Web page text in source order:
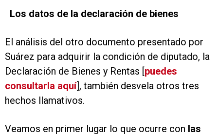
Los datos de la declaración de bienes
El análisis del otro documento presentado por
Suárez para adquirir la condición de diputado, la
Declaración de Bienes y Rentas [puedes
consultarla aquí], también desvela otros tres
hechos llamativos.
Veamos en primer lugar lo que ocurre con las